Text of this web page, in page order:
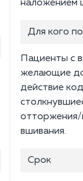
наложением
Для кого
Пациенты с
желающие
действие
отторжения/
вшивания.
Срок